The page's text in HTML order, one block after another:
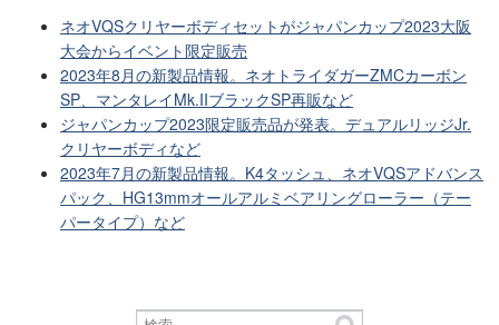
ネオVQSクリヤーボディセットがジャパンカップ2023大阪
大会からイベント限定販売
2023年8月の新製品情報。ネオトライダガーZMCカーボン
SP、マンタレイMk.IIブラックSP再販など
ジャパンカップ2023限定販売品が発表。デュアルリッジJr.
クリヤーボディなど
2023年7月の新製品情報。K4タッシュ、ネオVQSアドバンス
パック、HG13mmオールアルミベアリングローラー（テー
パータイプ）など